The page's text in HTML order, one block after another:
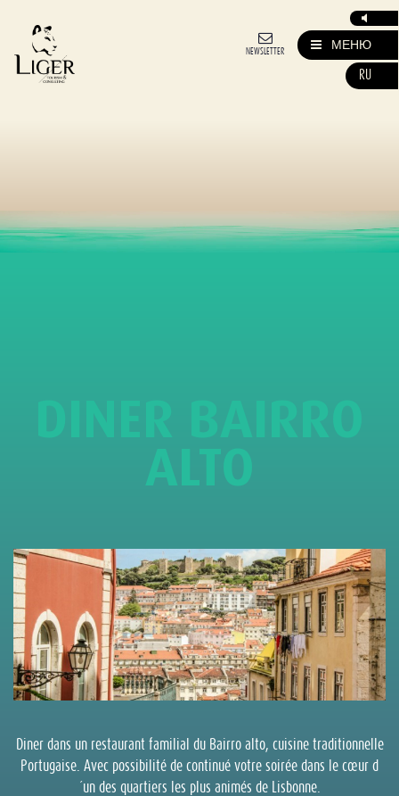
NEWSLETTER
МЕНЮ
RU
DINER BAIRRO
ALTO
Diner dans un restaurant familial du Bairro alto, cuisine traditionnelle
Portugaise. Avec possibilité de continué votre soirée dans le cœur d
´un des quartiers les plus animés de Lisbonne.